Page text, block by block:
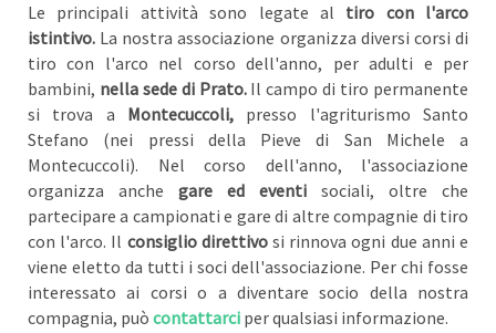
Le principali attività sono legate al tiro con l'arco
istintivo. La nostra associazione organizza diversi corsi di
tiro con l'arco nel corso dell'anno, per adulti e per
bambini, nella sede di Prato.Il campo di tiro permanente
si trova a Montecuccoli, presso l'agriturismo Santo
Stefano (nei pressi della Pieve di San Michele a
Montecuccoli). Nel corso dell'anno, l'associazione
organizza anche gare ed eventi sociali, oltre che
partecipare a campionati e gare di altre compagnie di tiro
con l'arco. Il consiglio direttivosi rinnova ogni due anni e
viene eletto da tutti i soci dell'associazione. Per chi fosse
interessato ai corsi o a diventare socio della nostra
compagnia, può contattarci per qualsiasi informazione.